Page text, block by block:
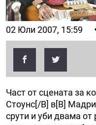
02 Юли 2007, 15:59
Част от сцената за
Стоунс[/B] в[B]
срути и уби двама от